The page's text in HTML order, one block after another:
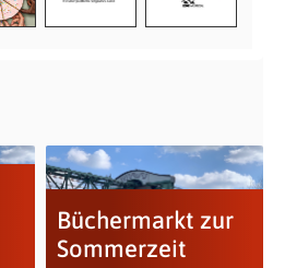
Büchermarkt zur
Sommerzeit